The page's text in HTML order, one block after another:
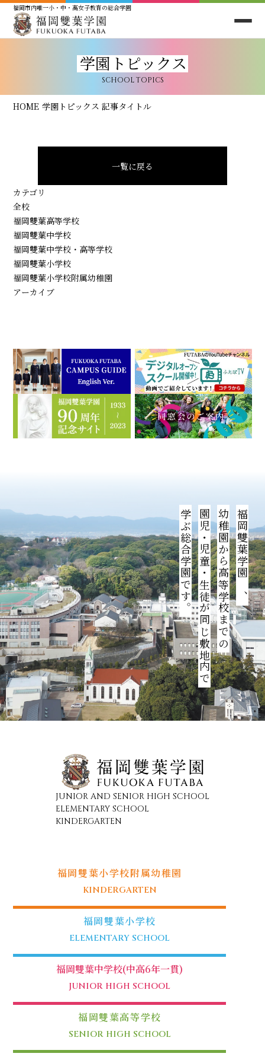
福岡市内唯一小・中・高女子教育の総合学園
学園トピックス
SCHOOL TOPICS
HOME 学園トピックス 記事タイトル
一覧に戻る
カテゴリ
全校
福岡雙葉高等学校
福岡雙葉中学校
福岡雙葉中学校・高等学校
福岡雙葉小学校
福岡雙葉小学校附属幼稚園
アーカイブ
福岡雙葉学園は、
幼稚園から高等学校までの
園児・児童・生徒が同じ敷地内で
学ぶ総合学園です。
JUNIOR AND SENIOR HIGH SCHOOL
ELEMENTARY SCHOOL
KINDERGARTEN
福岡雙葉小学校附属幼稚園
KINDERGARTEN
福岡雙葉小学校
ELEMENTARY SCHOOL
福岡雙葉中学校(中高6年一貫)
JUNIOR HIGH SCHOOL
福岡雙葉高等学校
SENIOR HIGH SCHOOL